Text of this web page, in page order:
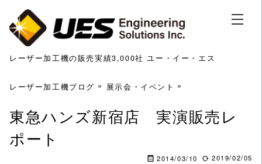
レーザー加工機の販売実績3,000社 ユー・イー・エス
レーザー加工機ブログ 展示会・イベント
東急ハンズ新宿店 実演販売レ
ポート
2014/03/10 2019/02/05